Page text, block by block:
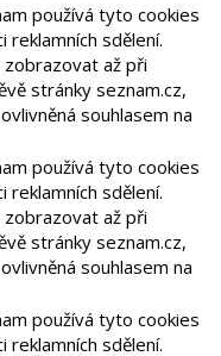
používá tyto cookies
reklamních sdělení.
zobrazovat až při
stránky seznam.cz,
souhlasem na
používá tyto cookies
reklamních sdělení.
zobrazovat až při
stránky seznam.cz,
souhlasem na
používá tyto cookies
reklamních sdělení.